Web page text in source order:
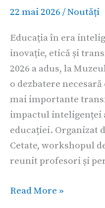
22 mai 2026 /Noutăți
Educația în era
inovație, etică și
2026 a adus, la
o dezbatere
mai importante
impactul inteligenței
educației. Organizat
Cetate, workshopul
reunit profesori și
inteligenței
Read More »